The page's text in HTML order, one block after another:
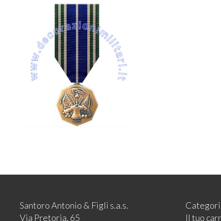
Santoro Antonio & Figli s.a.s.
Via Pretoria, 65
Il tuo